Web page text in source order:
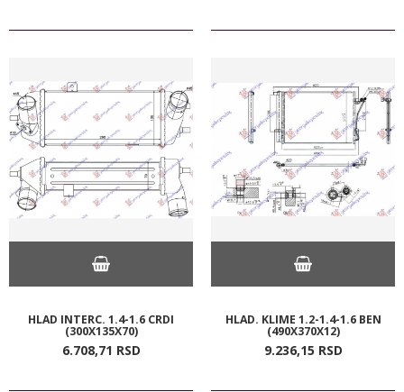
HLAD INTERC. 1.4-1.6 CRDI
(300X135X70)
6.708,71 RSD
HLAD. KLIME 1.2-1.4-1.6 BEN
(490X370X12)
9.236,15 RSD